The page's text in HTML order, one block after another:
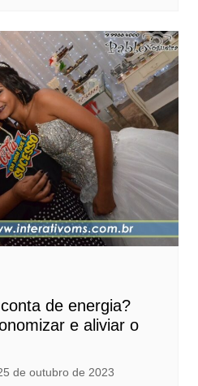
de energia?
e aliviar o
de outubro de 2023